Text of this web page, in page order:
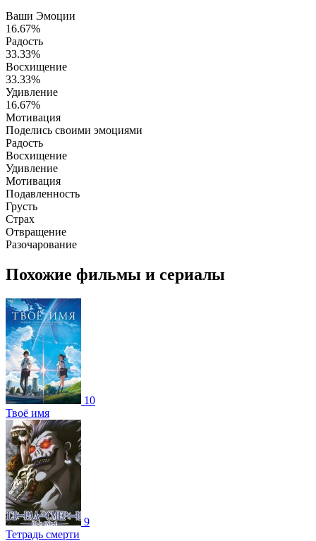
Ваши Эмоции
16.67%
Радость
33.33%
Восхищение
33.33%
Удивление
16.67%
Мотивация
Поделись своими эмоциями
Радость
Восхищение
Удивление
Мотивация
Подавленность
Грусть
Страх
Отвращение
Разочарование
Похожие фильмы и сериалы
10
Твоё имя
9
Тетрадь смерти